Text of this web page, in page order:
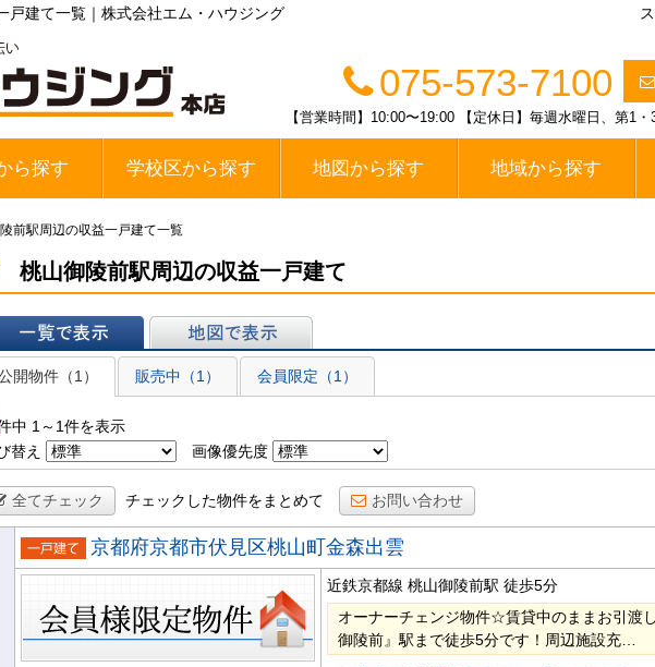
戸建て一覧｜株式会社エム・ハウジング
075-573-7100
【営業時間】10:00〜19:00 【定休日】毎週水曜日、第1
ら探す
西線
線
学校区から探す
醍醐中学校区
春日丘中学校区
栗陵中学校区
栄桜小中学校区
桃山中学校区
桃陵中学校区
勧修中学校区
大宅中学校区
山科中学校区
木幡中学校区
地図から探す 地域から探す
前駅周辺の収益一戸建て一覧
桃山御陵前駅周辺の収益一戸建て
で表示
地図で表示
開物件（1）
販売中（1） 会員限定（1）
中 1～1件を表示
替え
画像優先度
全てチェック チェックした物件をまとめて お問い合わせ
一戸建て
京都府京都市伏見区桃山町金森出雲
近鉄京都線 桃山御陵前駅 徒歩5分
オーナーチェンジ物件☆賃貸中のままお引渡
御陵前』駅まで徒歩5分です！周辺施設充…